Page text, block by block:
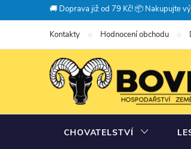
na
🚚 Doprava již od 79 Kč! 📦 Nakupujte
Kontakty Hodnocení obchodu
CHOVATELSTVÍ